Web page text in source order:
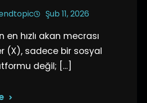
Şub 11, 2026
en hızlı akan mecrası
(X), sadece bir sosyal
değil; […]